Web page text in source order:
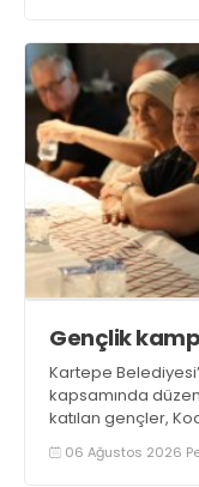
Gençlik
Kartepe
kapsamında
katılan gençler,
geldi06 Ağustos 2026